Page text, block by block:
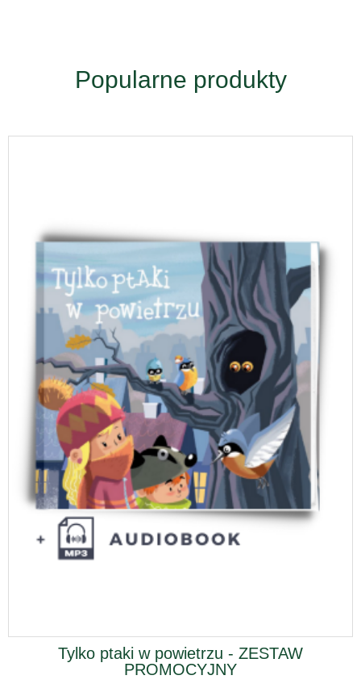
Popularne produkty
Tylko ptaki w powietrzu - ZESTAW
PROMOCYJNY